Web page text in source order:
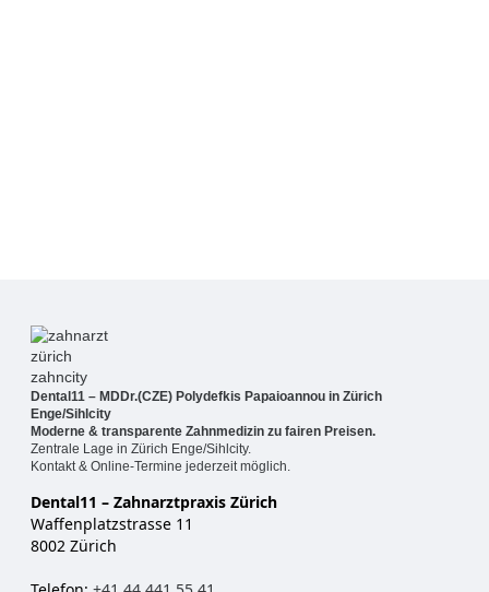
Dental11 – MDDr.(CZE) Polydefkis Papaioannou in Zürich
Enge/Sihlcity
Moderne & transparente Zahnmedizin zu fairen Preisen.
Zentrale Lage in Zürich Enge/Sihlcity.
Kontakt & Online-Termine jederzeit möglich.
Dental11 – Zahnarztpraxis Zürich
Waffenplatzstrasse 11
8002 Zürich